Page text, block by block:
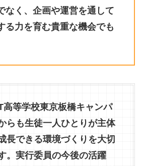
なく、企画や運営を通して
る力を育む貴重な機会でも
高等学校東京板橋キャンパ
らも生徒一人ひとりが主体
長できる環境づくりを大切
。実行委員の今後の活躍